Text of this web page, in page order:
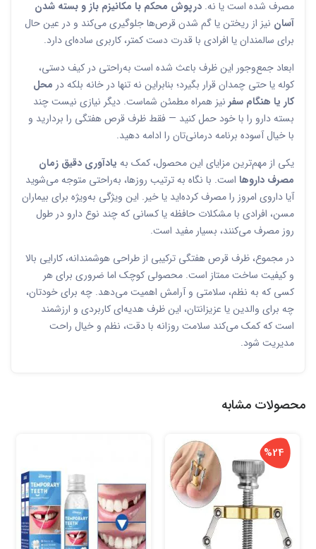
مصرف شده است یا نه. درپوش محکم با مکانیزم باز و بسته شدن
آسان نیز از ریختن یا گم شدن قرص‌ها جلوگیری می‌کند و در عین حال
برای سالمندان یا افرادی با قدرت دست کمتر، کاربری ساده‌ای دارد.
ابعاد جمع‌وجور این ظرف باعث شده است به‌راحتی در کیف دستی،
کوله یا حتی چمدان قرار بگیرد؛ بنابراین نه تنها در خانه بلکه در محل
کار یا هنگام سفر نیز همراه مطمئن شماست. دیگر نیازی نیست چند
بسته دارو را با خود حمل کنید — فقط ظرف قرص هفتگی را بردارید و
با خیال آسوده برنامه درمانی‌تان را ادامه دهید.
یکی از مهم‌ترین مزایای این محصول، کمک به یادآوری دقیق زمان
مصرف داروها است. با نگاه به ترتیب روزها، به‌راحتی متوجه می‌شوید
آیا داروی امروز را مصرف کرده‌اید یا خیر. این ویژگی به‌ویژه برای بیماران
مسن، افرادی با مشکلات حافظه یا کسانی که چند نوع دارو در طول
روز مصرف می‌کنند، بسیار مفید است.
در مجموع، ظرف قرص هفتگی ترکیبی از طراحی هوشمندانه، کارایی بالا
و کیفیت ساخت ممتاز است. محصولی کوچک اما ضروری برای هر
کسی که به نظم، سلامتی و آرامش اهمیت می‌دهد. چه برای خودتان،
چه برای والدین یا عزیزانتان، این ظرف هدیه‌ای کاربردی و ارزشمند
است که کمک می‌کند سلامت روزانه با دقت، نظم و خیال راحت
مدیریت شود.
محصولات مشابه
%24